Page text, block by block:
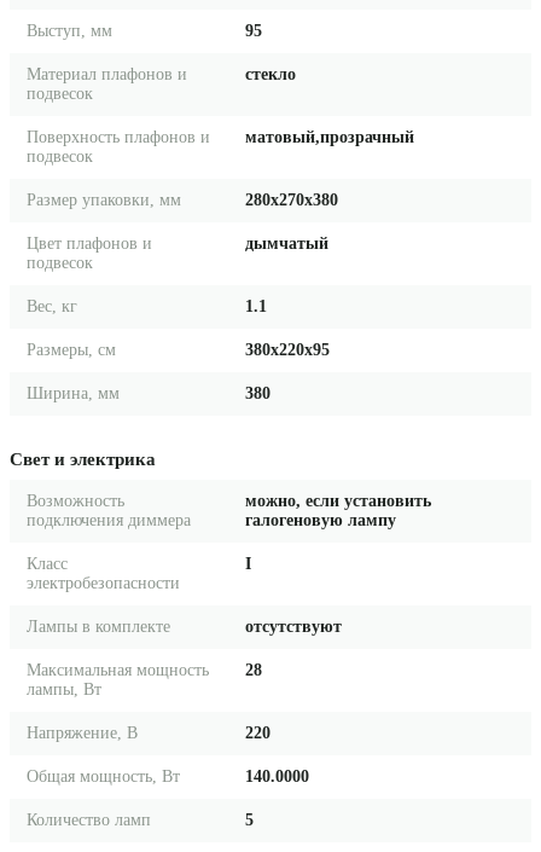
Выступ, мм 95
Материал плафонов и
подвесок
стекло
Поверхность плафонов и
подвесок
матовый,прозрачный
Размер упаковки, мм 280x270x380
Цвет плафонов и
подвесок
дымчатый
Вес, кг 1.1
Размеры, см 380x220x95
Ширина, мм 380
Свет и электрика
Возможность
подключения диммера
можно, если установить
галогеновую лампу
Класс
электробезопасности
I
Лампы в комплекте отсутствуют
Максимальная мощность
лампы, Вт
28
Напряжение, В 220
Общая мощность, Вт 140.0000
Количество ламп 5